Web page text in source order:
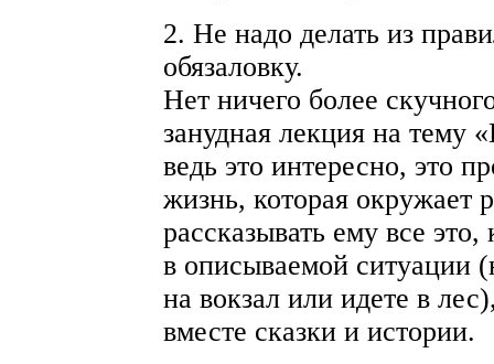
2. Не надо делать из
обязаловку.
Нет ничего более
занудная лекция на тему
ведь это интересно, это
жизнь, которая окружает
рассказывать ему все
в описываемой ситуации
на вокзал или идете в
вместе сказки и истории.